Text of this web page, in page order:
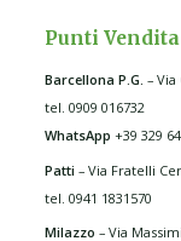
Punti Vendita
Barcellona P.G. –
tel. 0909 016732
WhatsApp +39 329
Patti – Via Fratelli
tel. 0941 1831570
Milazzo– Via